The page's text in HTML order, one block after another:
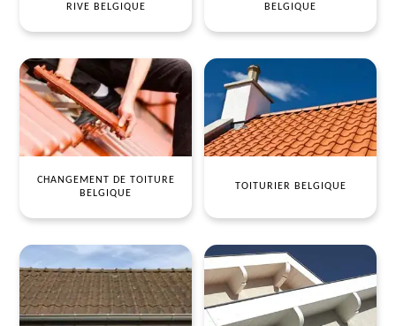
RIVE BELGIQUE
BELGIQUE
CHANGEMENT DE TOITURE
BELGIQUE
TOITURIER BELGIQUE